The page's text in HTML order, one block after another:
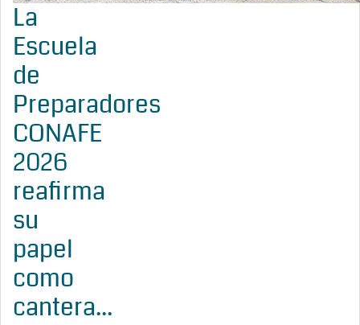
La
Escuela
de
Preparadores
CONAFE
2026
reafirma
su
papel
como
cantera...